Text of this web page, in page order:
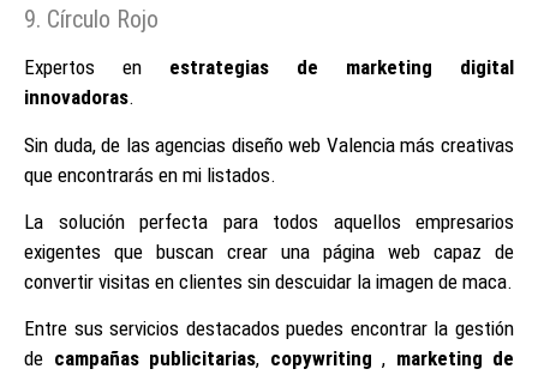
9. Círculo Rojo
Expertos en estrategias de marketing digital
innovadoras.
Sin duda, de las agencias diseño web Valencia más creativas
que encontrarás en mi listados.
La solución perfecta para todos aquellos empresarios
exigentes que buscan crear una página web capaz de
convertir visitas en clientes sin descuidar la imagen de maca.
Entre sus servicios destacados puedes encontrar la gestión
de campañas publicitarias, copywriting , marketing de